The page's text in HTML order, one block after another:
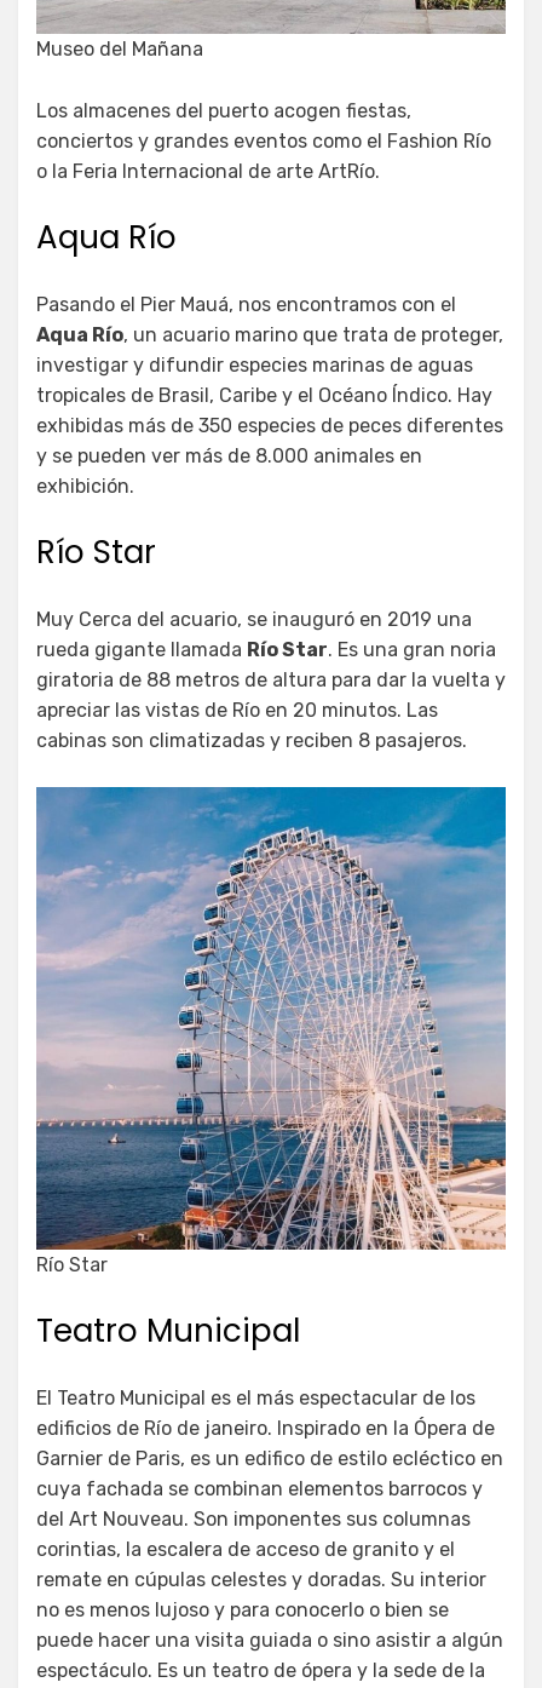
Museo del Mañana
Los almacenes del puerto acogen fiestas,
conciertos y grandes eventos como el Fashion Río
o la Feria Internacional de arte ArtRío.
Aqua Río
Pasando el Pier Mauá, nos encontramos con el
Aqua Río, un acuario marino que trata de proteger,
investigar y difundir especies marinas de aguas
tropicales de Brasil, Caribe y el Océano Índico. Hay
exhibidas más de 350 especies de peces diferentes
y se pueden ver más de 8.000 animales en
exhibición.
Río Star
Muy Cerca del acuario, se inauguró en 2019 una
rueda gigante llamada Río Star. Es una gran noria
giratoria de 88 metros de altura para dar la vuelta y
apreciar las vistas de Río en 20 minutos. Las
cabinas son climatizadas y reciben 8 pasajeros.
Río Star
​Teatro Municipal
El Teatro Municipal es el más espectacular de los
edificios de Río de janeiro. Inspirado en la Ópera de
Garnier de Paris, es un edifico de estilo ecléctico en
cuya fachada se combinan elementos barrocos y
del Art Nouveau. Son imponentes sus columnas
corintias, la escalera de acceso de granito y el
remate en cúpulas celestes y doradas. Su interior
no es menos lujoso y para conocerlo o bien se
puede hacer una visita guiada o sino asistir a algún
espectáculo. Es un teatro de ópera y la sede de la